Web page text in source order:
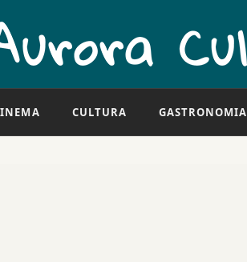
CULTURA GASTRONOMIA